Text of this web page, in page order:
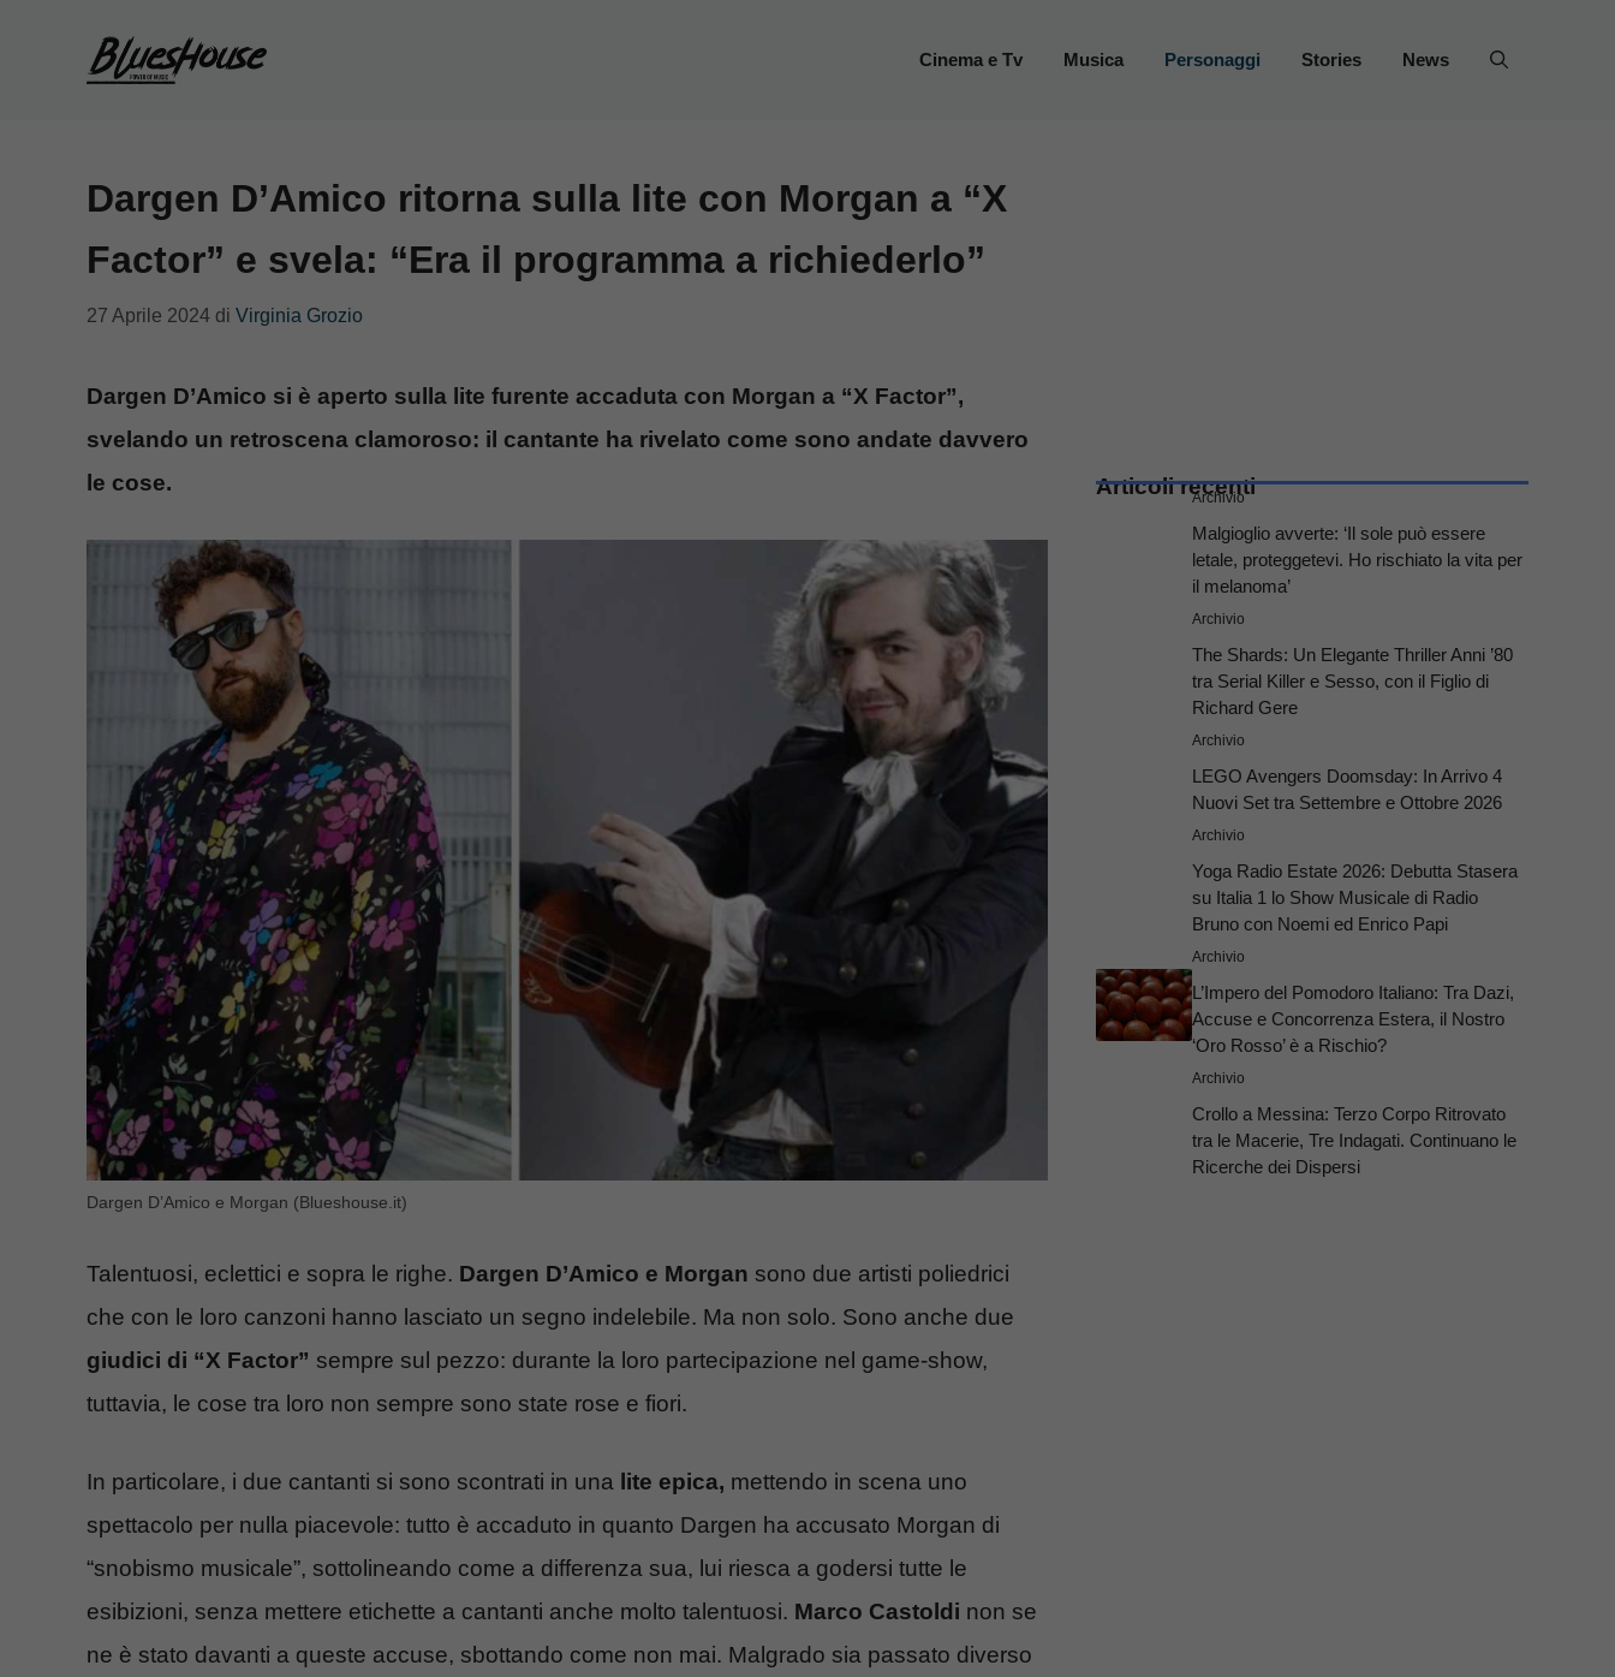
Cinema e Tv Musica Personaggi Stories News
Dargen D’Amico ritorna sulla lite con Morgan a “X
Factor” e svela: “Era il programma a richiederlo”
27 Aprile 2024 di Virginia Grozio
Dargen D’Amico si è aperto sulla lite furente accaduta con Morgan a “X Factor”,
svelando un retroscena clamoroso: il cantante ha rivelato come sono andate davvero
le cose.
Dargen D’Amico e Morgan (Blueshouse.it)
Talentuosi, eclettici e sopra le righe. Dargen D’Amico e Morgan sono due artisti poliedrici
che con le loro canzoni hanno lasciato un segno indelebile. Ma non solo. Sono anche due
giudici di “X Factor” sempre sul pezzo: durante la loro partecipazione nel game-show,
tuttavia, le cose tra loro non sempre sono state rose e fiori.
In particolare, i due cantanti si sono scontrati in una lite epica, mettendo in scena uno
spettacolo per nulla piacevole: tutto è accaduto in quanto Dargen ha accusato Morgan di
“snobismo musicale”, sottolineando come a differenza sua, lui riesca a godersi tutte le
esibizioni, senza mettere etichette a cantanti anche molto talentuosi. Marco Castoldi non se
ne è stato davanti a queste accuse, sbottando come non mai. Malgrado sia passato diverso
Articoli recenti
Archivio
Malgioglio avverte: ‘Il sole può essere
letale, proteggetevi. Ho rischiato la vita per
il melanoma’
Archivio
The Shards: Un Elegante Thriller Anni ’80
tra Serial Killer e Sesso, con il Figlio di
Richard Gere
Archivio
LEGO Avengers Doomsday: In Arrivo 4
Nuovi Set tra Settembre e Ottobre 2026
Archivio
Yoga Radio Estate 2026: Debutta Stasera
su Italia 1 lo Show Musicale di Radio
Bruno con Noemi ed Enrico Papi
Archivio
L’Impero del Pomodoro Italiano: Tra Dazi,
Accuse e Concorrenza Estera, il Nostro
‘Oro Rosso’ è a Rischio?
Archivio
Crollo a Messina: Terzo Corpo Ritrovato
tra le Macerie, Tre Indagati. Continuano le
Ricerche dei Dispersi